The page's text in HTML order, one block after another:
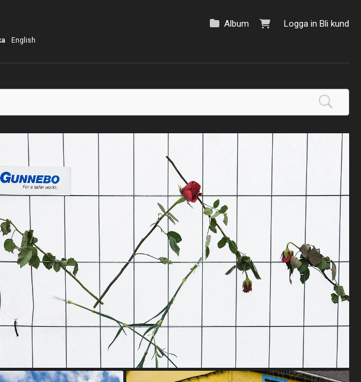
Logga in Bli kund
Album
English